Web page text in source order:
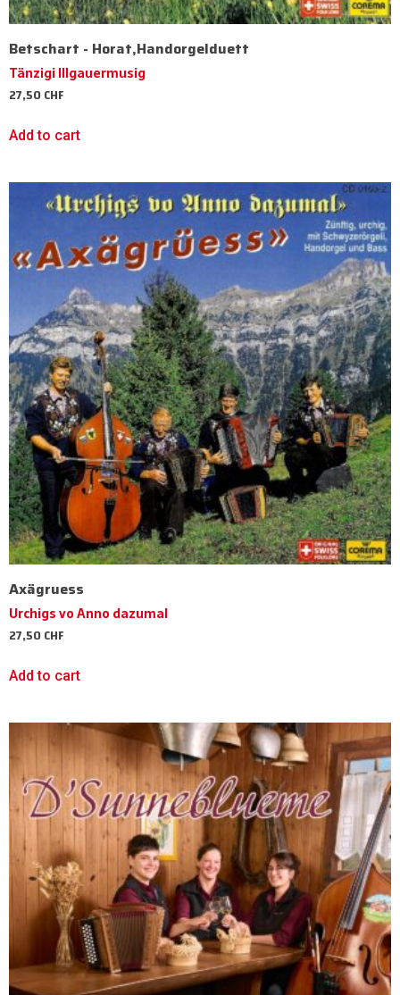
Betschart - Horat,Handorgelduett
Tänzigi Illgauermusig
27,50CHF
Add to cart
Axägruess
Urchigs vo Anno dazumal
27,50CHF
Add to cart